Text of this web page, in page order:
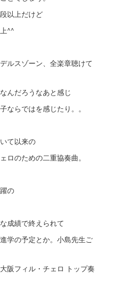
以上だけど
^^
ルスゾーン、全楽章聴けて
んだろうなあと感じ
ならではを感じたり。。
て以来の
ロのための二重協奏曲。
の
成績で終えられて
学の予定とか。小島先生ご
阪フィル・チェロ トップ奏